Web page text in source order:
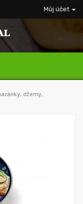
Můj účet
džemy,